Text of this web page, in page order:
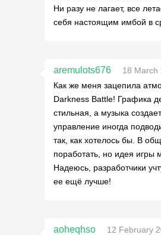
Ни разу не лагает, все
себя настоящим имбой в
aremulots676
18 March
Как же меня зацепила
Darkness Battle! Графика
стильная, а музыка
управление иногда
так, как хотелось бы. В
поработать, но идея игры
Надеюсь, разработчики
ее ещё лучше!
aoheqhso
12 February